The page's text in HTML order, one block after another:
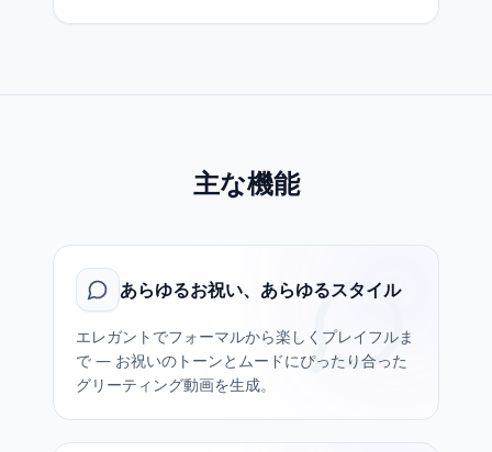
主な機能
あらゆるお祝い、あらゆるスタイル
エレガントでフォーマルから楽しくプレイフルま
で — お祝いのトーンとムードにぴったり合った
グリーティング動画を生成。